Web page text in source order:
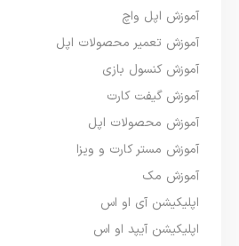
آموزش اپل واچ
آموزش تعمیر محصولات اپل
آموزش کنسول بازی
آموزش گیفت کارت
آموزش محصولات اپل
آموزش مستر کارت و ویزا
آموزش مک
اپلیکیشن آی او اس
اپلیکیشن آیپد او اس